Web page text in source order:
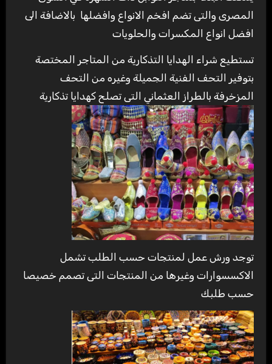
المصرى والتى تضم افخم الانواع وافضلها بالاضافة الى
افضل انواع المكسرات والحلويات
تستطيع شراء الهدايا التذكارية من المتاجر المختصة
بتوفير التحف الفنية الجميلة وغيره من التحف
المزخرفة بالطراز العثماني التى تصلح كهدايا تذكارية
توجد ورش عمل لمنتجات حسب الطلب تشمل
الاكسسوارات وغيرها من المنتجات التى تصمم خصيصا
حسب طلبك